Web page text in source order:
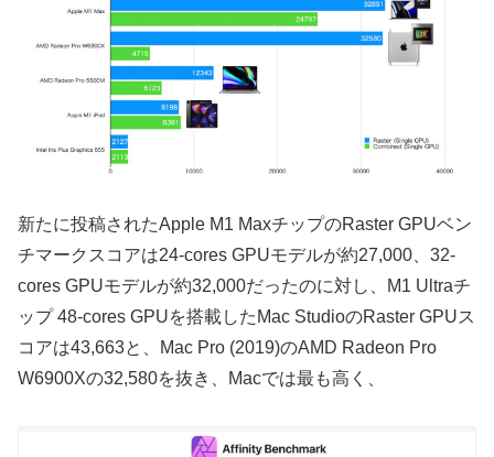
新たに投稿されたApple M1 MaxチップのRaster GPUベン
チマークスコアは24-cores GPUモデルが約27,000、32-
cores GPUモデルが約32,000だったのに対し、M1 Ultraチ
ップ 48-cores GPUを搭載したMac StudioのRaster GPUス
コアは43,663と、Mac Pro (2019)のAMD Radeon Pro
W6900Xの32,580を抜き、Macでは最も高く、